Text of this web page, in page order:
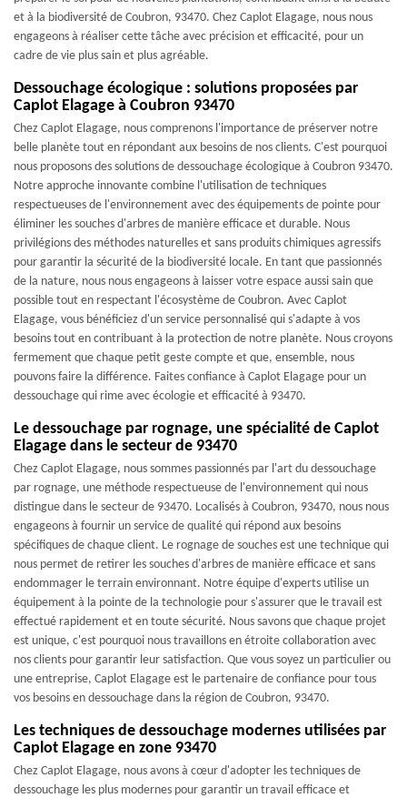
et à la biodiversité de Coubron, 93470. Chez Caplot Elagage, nous nous
engageons à réaliser cette tâche avec précision et efficacité, pour un
cadre de vie plus sain et plus agréable.
Dessouchage écologique : solutions proposées par
Caplot Elagage à Coubron 93470
Chez Caplot Elagage, nous comprenons l'importance de préserver notre
belle planète tout en répondant aux besoins de nos clients. C'est pourquoi
nous proposons des solutions de dessouchage écologique à Coubron 93470.
Notre approche innovante combine l'utilisation de techniques
respectueuses de l'environnement avec des équipements de pointe pour
éliminer les souches d'arbres de manière efficace et durable. Nous
privilégions des méthodes naturelles et sans produits chimiques agressifs
pour garantir la sécurité de la biodiversité locale. En tant que passionnés
de la nature, nous nous engageons à laisser votre espace aussi sain que
possible tout en respectant l'écosystème de Coubron. Avec Caplot
Elagage, vous bénéficiez d'un service personnalisé qui s'adapte à vos
besoins tout en contribuant à la protection de notre planète. Nous croyons
fermement que chaque petit geste compte et que, ensemble, nous
pouvons faire la différence. Faites confiance à Caplot Elagage pour un
dessouchage qui rime avec écologie et efficacité à 93470.
Le dessouchage par rognage, une spécialité de Caplot
Elagage dans le secteur de 93470
Chez Caplot Elagage, nous sommes passionnés par l'art du dessouchage
par rognage, une méthode respectueuse de l'environnement qui nous
distingue dans le secteur de 93470. Localisés à Coubron, 93470, nous nous
engageons à fournir un service de qualité qui répond aux besoins
spécifiques de chaque client. Le rognage de souches est une technique qui
nous permet de retirer les souches d'arbres de manière efficace et sans
endommager le terrain environnant. Notre équipe d'experts utilise un
équipement à la pointe de la technologie pour s'assurer que le travail est
effectué rapidement et en toute sécurité. Nous savons que chaque projet
est unique, c'est pourquoi nous travaillons en étroite collaboration avec
nos clients pour garantir leur satisfaction. Que vous soyez un particulier ou
une entreprise, Caplot Elagage est le partenaire de confiance pour tous
vos besoins en dessouchage dans la région de Coubron, 93470.
Les techniques de dessouchage modernes utilisées par
Caplot Elagage en zone 93470
Chez Caplot Elagage, nous avons à cœur d'adopter les techniques de
dessouchage les plus modernes pour garantir un travail efficace et